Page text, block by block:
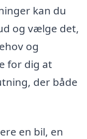
kan du
og vælge det,
og
for dig at
der både
en bil, en